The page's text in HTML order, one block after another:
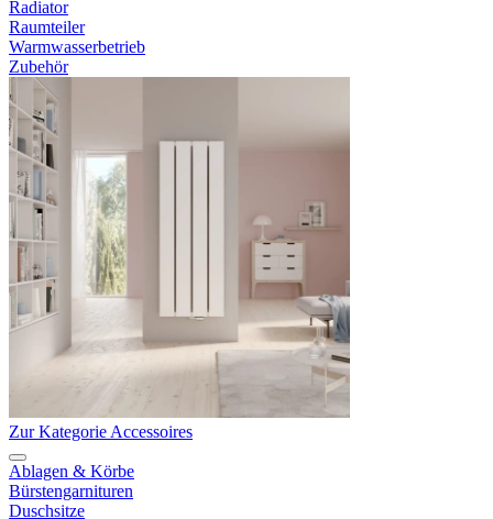
Radiator
Raumteiler
Warmwasserbetrieb
Zubehör
Zur Kategorie Accessoires
Ablagen & Körbe
Bürstengarnituren
Duschsitze